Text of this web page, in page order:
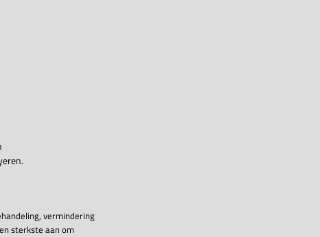
vermindering
sterkste aan om